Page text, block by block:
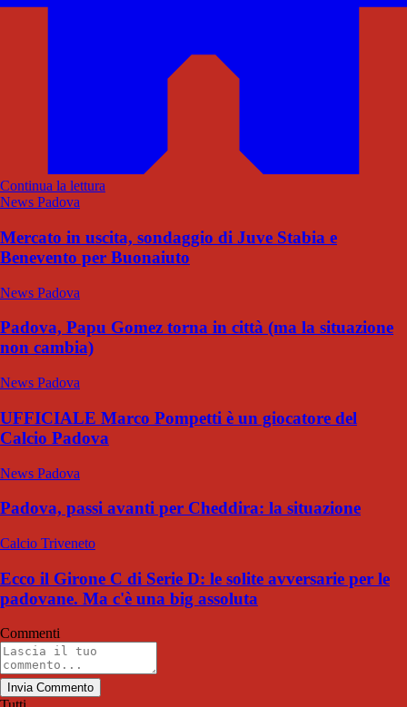
Continua la lettura
News Padova
Mercato in uscita, sondaggio di Juve Stabia e
Benevento per Buonaiuto
News Padova
Padova, Papu Gomez torna in città (ma la situazione
non cambia)
News Padova
UFFICIALE Marco Pompetti è un giocatore del
Calcio Padova
News Padova
Padova, passi avanti per Cheddira: la situazione
Calcio Triveneto
Ecco il Girone C di Serie D: le solite avversarie per le
padovane. Ma c'è una big assoluta
Commenti
Invia Commento